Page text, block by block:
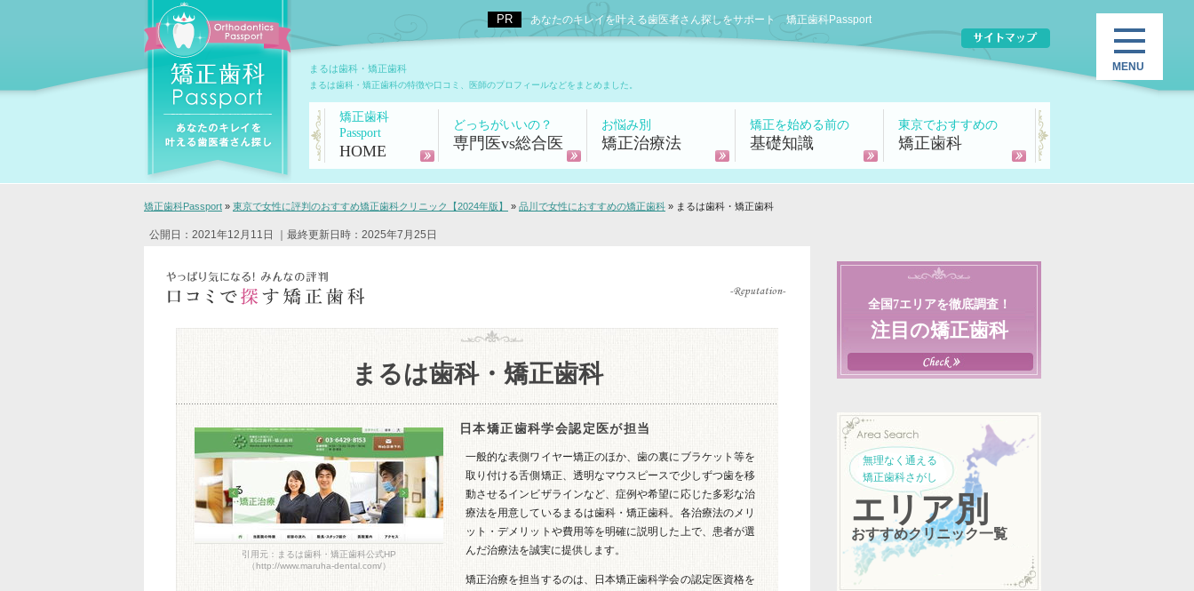
あなたのキレイを叶える歯医者さん探しをサポート 矯正歯科Passport
まるは歯科・矯正歯科
まるは歯科・矯正歯科の特徴や口コミ、医師のプロフィールなどをまとめました。
矯正歯科
Passport
HOME
どっちがいいの？
専門医vs総合医
お悩み別
矯正治療法
矯正を始める前の
基礎知識
東京でおすすめの
矯正歯科
矯正歯科Passport » 東京で女性に評判のおすすめ矯正歯科クリニック【2024年版】 » 品川で女性におすすめの矯正歯科 » まるは歯科・矯正歯科
公開日：2021年12月11日 ｜最終更新日時：2025年7月25日
まるは歯科・矯正歯科
引用元：まるは歯科・矯正歯科公式HP
（http://www.maruha-dental.com/）
日本矯正歯科学会認定医が担当
一般的な表側ワイヤー矯正のほか、歯の裏にブラケット等を
取り付ける舌側矯正、透明なマウスピースで少しずつ歯を移
動させるインビザラインなど、症例や希望に応じた多彩な治
療法を用意しているまるは歯科・矯正歯科。各治療法のメリ
ット・デメリットや費用等を明確に説明した上で、患者が選
んだ治療法を誠実に提供します。
矯正治療を担当するのは、日本矯正歯科学会の認定医資格を
全国7エリアを徹底調査！
注目の矯正歯科
無理なく通える
矯正歯科さがし
エリア別
おすすめクリニック一覧